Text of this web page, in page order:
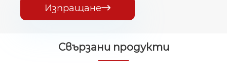
Изпращане
Свързани продукти